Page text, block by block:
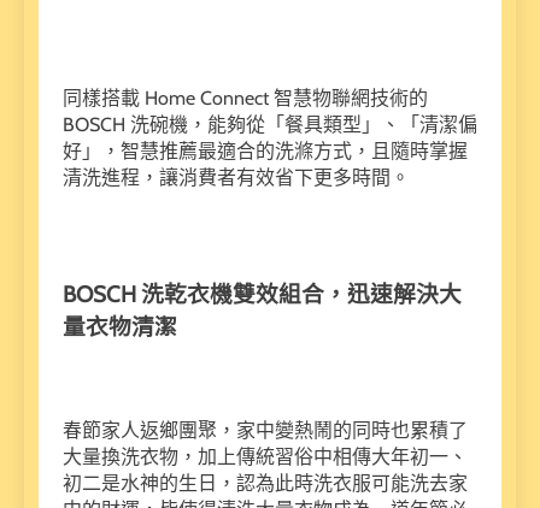
同樣搭載 Home Connect 智慧物聯網技術的
BOSCH 洗碗機，能夠從「餐具類型」、「清潔偏
好」，智慧推薦最適合的洗滌方式，且隨時掌握
清洗進程，讓消費者有效省下更多時間。
BOSCH 洗乾衣機雙效組合，迅速解決大
量衣物清潔
春節家人返鄉團聚，家中變熱鬧的同時也累積了
大量換洗衣物，加上傳統習俗中相傳大年初一、
初二是水神的生日，認為此時洗衣服可能洗去家